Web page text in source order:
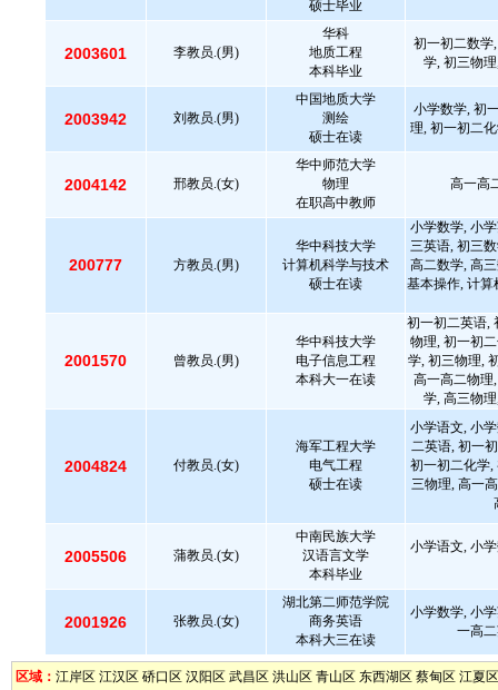
硕士毕业
2003601 李教员.(男)
华科
地质工程
本科毕业
初一初二数学
学, 初三物
2003942 刘教员.(男)
中国地质大学
测绘
硕士在读
小学数学, 初
理, 初一初二
2004142 邢教员.(女)
华中师范大学
物理
在职高中教师
高一高
200777 方教员.(男)
华中科技大学
计算机科学与技术
硕士在读
小学数学, 小
三英语, 初三
高二数学, 高
基本操作, 计算
2001570 曾教员.(男)
华中科技大学
电子信息工程
本科大一在读
初一初二英语,
物理, 初一初
学, 初三物理,
高一高二物理
学, 高三物
2004824 付教员.(女)
海军工程大学
电气工程
硕士在读
小学语文, 小
二英语, 初一
初一初二化学,
三物理, 高一
2005506 蒲教员.(女)
中南民族大学
汉语言文学
本科毕业
小学语文, 小
2001926 张教员.(女)
湖北第二师范学院
商务英语
本科大三在读
小学数学, 小
一高
区域： 江岸区 江汉区 硚口区 汉阳区 武昌区 洪山区 青山区 东西湖区 蔡甸区 江夏区